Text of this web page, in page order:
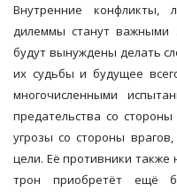
Внутренние конфликты,
дилеммы станут важными
будут вынуждены делать
их судьбы и будущее
многочисленными
предательства со
угрозы со стороны
цели. Её противники также
трон приобретёт ещё